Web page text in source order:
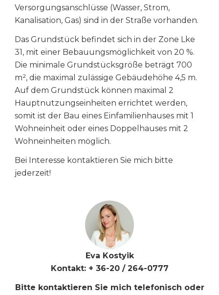
Versorgungsanschlüsse (Wasser, Strom,
Kanalisation, Gas) sind in der Straße vorhanden.
Das Grundstück befindet sich in der Zone Lke
31, mit einer Bebauungsmöglichkeit von 20 %.
Die minimale Grundstücksgröße beträgt 700
m², die maximal zulässige Gebäudehöhe 4,5 m.
Auf dem Grundstück können maximal 2
Hauptnutzungseinheiten errichtet werden,
somit ist der Bau eines Einfamilienhauses mit 1
Wohneinheit oder eines Doppelhauses mit 2
Wohneinheiten möglich.
Bei Interesse kontaktieren Sie mich bitte
jederzeit!
Eva Kostyik
Kontakt: + 36-20 / 264-0777
Bitte kontaktieren Sie mich telefonisch oder